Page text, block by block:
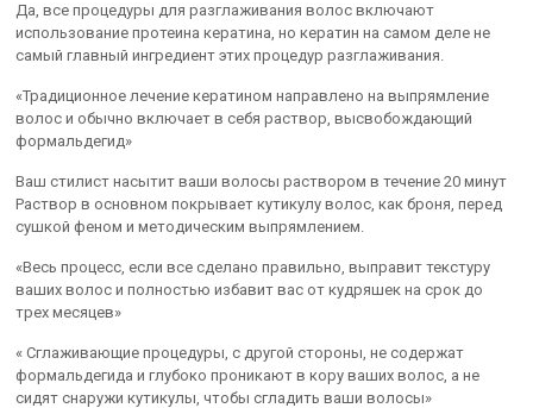
Да, все процедуры для разглаживания волос включают
использование протеина кератина, но кератин на самом деле не
самый главный ингредиент этих процедур разглаживания.
«Традиционное лечение кератином направлено на выпрямление
волос и обычно включает в себя раствор, высвобождающий
формальдегид»
Ваш стилист насытит ваши волосы раствором в течение 20 минут
Раствор в основном покрывает кутикулу волос, как броня, перед
сушкой феном и методическим выпрямлением.
«Весь процесс, если все сделано правильно, выправит текстуру
ваших волос и полностью избавит вас от кудряшек на срок до
трех месяцев»
« Сглаживающие процедуры, с другой стороны, не содержат
формальдегида и глубоко проникают в кору ваших волос, а не
сидят снаружи кутикулы, чтобы сгладить ваши волосы»